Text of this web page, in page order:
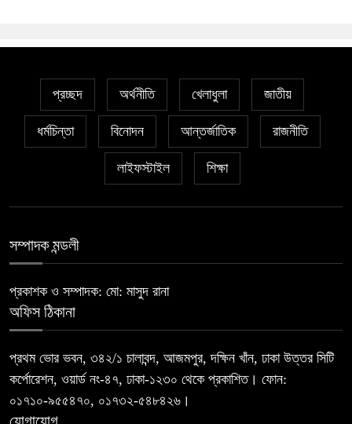
প্রচ্ছদ অর্থনীতি খেলাধুলা জাতীয়
ধর্মচিন্তা বিনোদন আন্তর্জাতিক রাজনীতি
লাইফস্টাইল শিক্ষা
সম্পাদক মন্ডলী
প্রকাশক ও সম্পাদক: মো: মাসুদ রানা
অফিস ঠিকানা
প্রথম ভোর ভবন, ৩৪২/১ চালাবন্দ, আজমপুর, দক্ষিন খাঁন, ঢাকা উত্তর সিটি
কর্পোরেশন, ওয়ার্ড নং-৪৭, ঢাকা-১২৩০ থেকে প্রকাশিত। ফোন:
০১৭১০-৯৫৫৪৭০, ০১৭৩২-৫৪৮৪২৬।